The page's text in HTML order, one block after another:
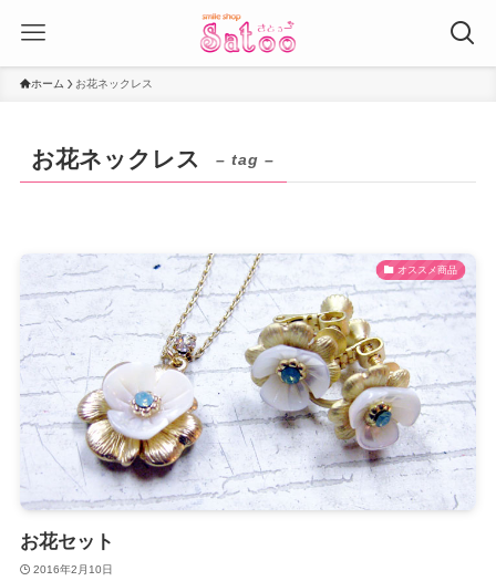
ホーム お花ネックレス
お花ネックレス – tag –
オススメ商品
お花セット
2016年2月10日